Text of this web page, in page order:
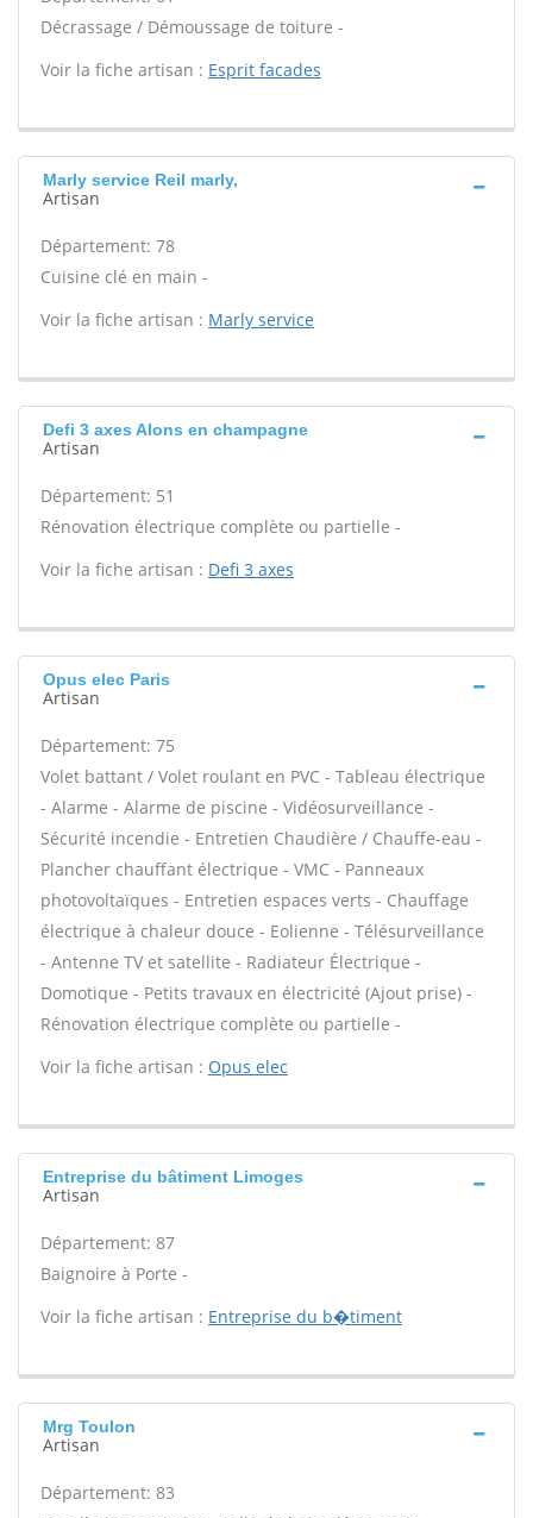
Décrassage / Démoussage de toiture -
Voir la fiche artisan : Esprit facades
Marly service Reil marly,
Artisan
Département: 78
Cuisine clé en main -
Voir la fiche artisan : Marly service
Defi 3 axes Alons en champagne
Artisan
Département: 51
Rénovation électrique complète ou partielle -
Voir la fiche artisan : Defi 3 axes
Opus elec Paris
Artisan
Département: 75
Volet battant / Volet roulant en PVC - Tableau électrique
- Alarme - Alarme de piscine - Vidéosurveillance -
Sécurité incendie - Entretien Chaudière / Chauffe-eau -
Plancher chauffant électrique - VMC - Panneaux
photovoltaïques - Entretien espaces verts - Chauffage
électrique à chaleur douce - Eolienne - Télésurveillance
- Antenne TV et satellite - Radiateur Électrique -
Domotique - Petits travaux en électricité (Ajout prise) -
Rénovation électrique complète ou partielle -
Voir la fiche artisan : Opus elec
Entreprise du bâtiment Limoges
Artisan
Département: 87
Baignoire à Porte -
Voir la fiche artisan : Entreprise du b�timent
Mrg Toulon
Artisan
Département: 83